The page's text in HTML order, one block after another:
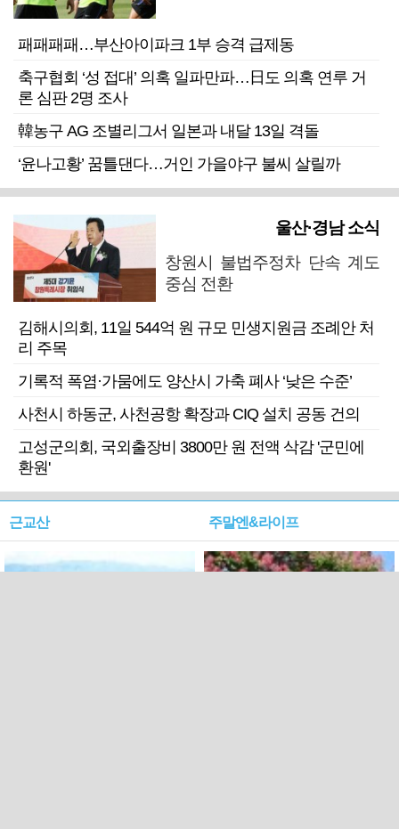
패패패패…부산아이파크 1부 승격 급제동
축구협회 ‘성 접대’ 의혹 일파만파…日도 의혹 연루 거
론 심판 2명 조사
韓농구 AG 조별리그서 일본과 내달 13일 격돌
‘윤나고황’ 꿈틀댄다…거인 가을야구 불씨 살릴까
울산·경남 소식
창원시 불법주정차 단속 계도
중심 전환
김해시의회, 11일 544억 원 규모 민생지원금 조례안 처
리 주목
기록적 폭염·가뭄에도 양산시 가축 폐사 ‘낮은 수준’
사천시 하동군, 사천공항 확장과 CIQ 설치 공동 건의
고성군의회, 국외출장비 3800만 원 전액 삭감 '군민에
환원'
근교산 주말엔&라이프